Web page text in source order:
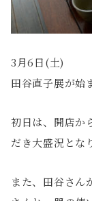
3月6日(土)
田谷直子展が始
初日は、開店か
だき大盛況とな
また、田谷さん